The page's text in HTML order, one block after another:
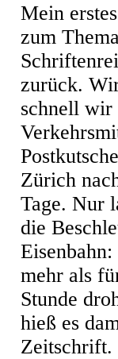
Mein
zum
zurück.
schnell wir
Zürich
Tage. Nur
die
mehr als
Stunde
hieß es
Zeitschrift.